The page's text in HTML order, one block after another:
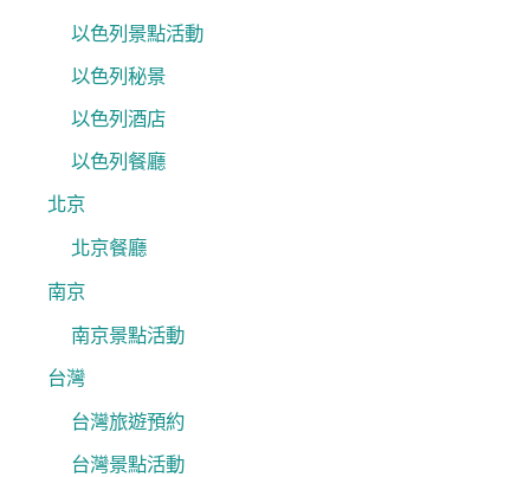
以色列景點活動
以色列秘景
以色列酒店
以色列餐廳
北京
北京餐廳
南京
南京景點活動
台灣
台灣旅遊預約
台灣景點活動